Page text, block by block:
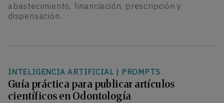
abastecimiento, financiación, prescripción y
dispensación.
INTELIGENCIA ARTIFICIAL | PROMPTS
Guía práctica para publicar artículos
científicos en Odontología